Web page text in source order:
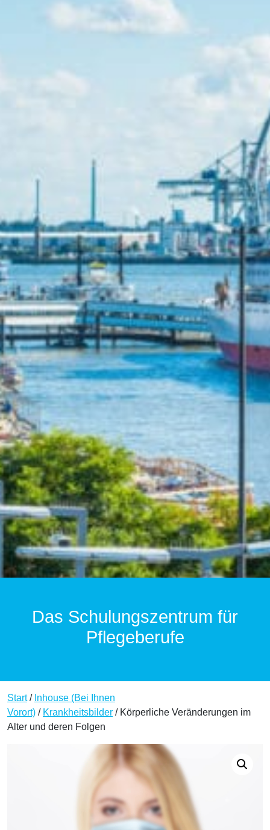
Das Schulungszentrum für
Pflegeberufe
Start/ Inhouse (Bei Ihnen
Vorort) / Krankheitsbilder / Körperliche Veränderungen im
Alter und deren Folgen